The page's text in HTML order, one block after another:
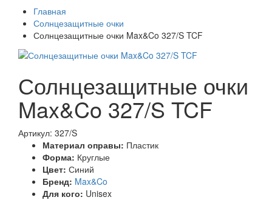
Главная
Солнцезащитные очки
Солнцезащитные очки Max&Co 327/S TCF
Солнцезащитные очки
Max&Co 327/S TCF
Артикул: 327/S
Материал оправы: Пластик
Форма: Круглые
Цвет: Синий
Бренд: Max&Co
Для кого: Unisex